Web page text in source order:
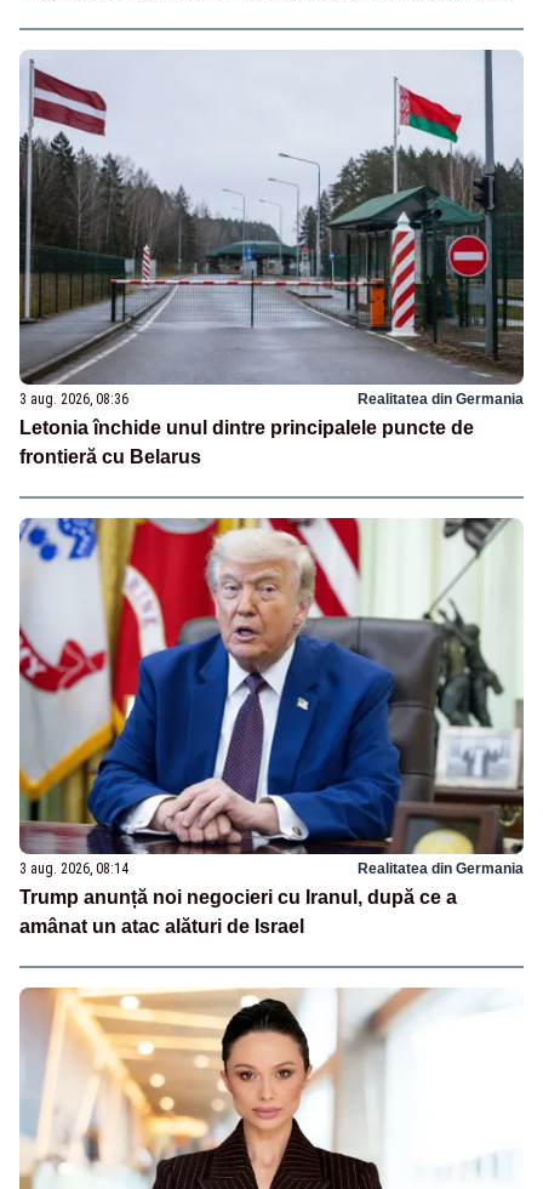
3 aug. 2026, 08:36 Realitatea din Germania
Letonia închide unul dintre principalele puncte de
frontieră cu Belarus
3 aug. 2026, 08:14 Realitatea din Germania
Trump anunță noi negocieri cu Iranul, după ce a
amânat un atac alături de Israel